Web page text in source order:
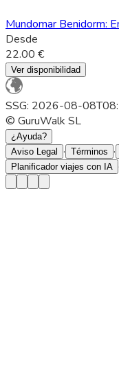
Mundomar Benidorm:
Desde
22.00 €
Ver disponibilidad
SSG: 2026-08-
© GuruWalk SL
¿Ayuda?
Aviso Legal
· Términos ·
Planificador viajes con IA ·